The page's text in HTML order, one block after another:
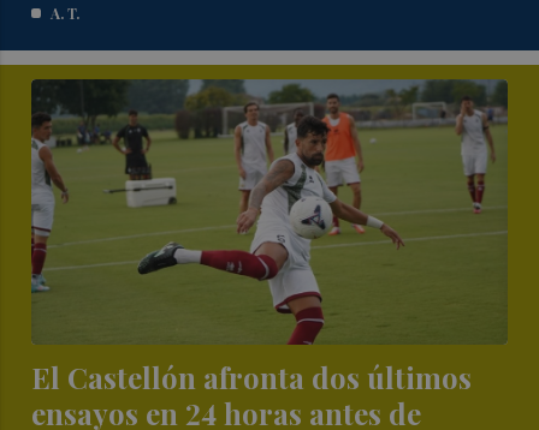
A. T.
El Castellón afronta dos últimos
ensayos en 24 horas antes de